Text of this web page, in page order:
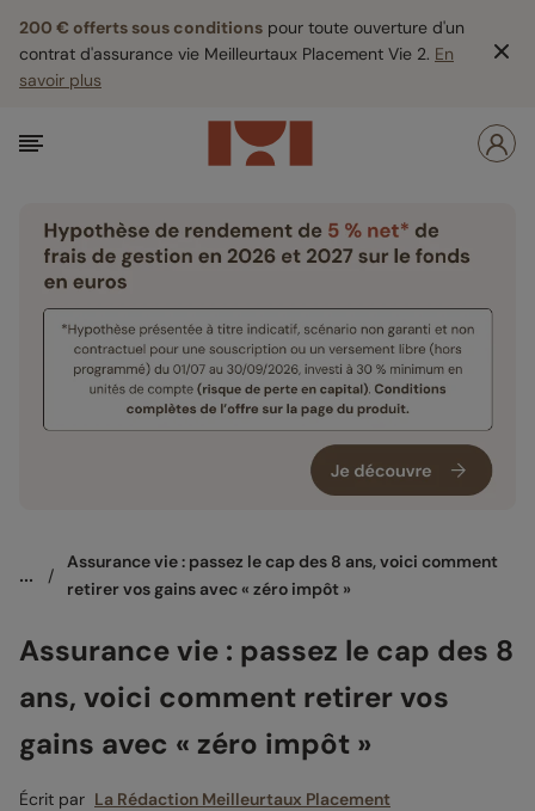
200 € offerts sous conditions pour toute ouverture d'un
contrat d'assurance vie Meilleurtaux Placement Vie 2. En
savoir plus
... /
Assurance vie : passez le cap des 8 ans, voici comment
retirer vos gains avec « zéro impôt »
Assurance vie : passez le cap des 8
ans, voici comment retirer vos
gains avec « zéro impôt »
Écrit par La Rédaction Meilleurtaux Placement